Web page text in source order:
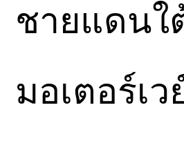
ชายแดนใ
มอเตอร์เ